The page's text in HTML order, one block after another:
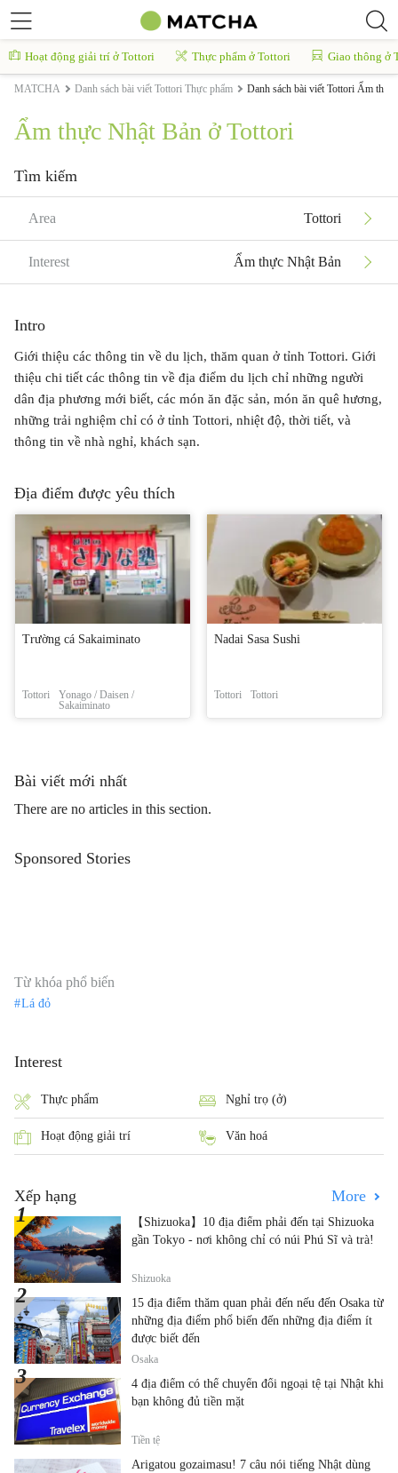
Hoạt động giải trí ở Tottori Thực phẩm ở Tottori Giao thông ở
MATCHA Danh sách bài viết Tottori Thực phẩm Danh sách bài viết Tottori Ẩm thực
Ẩm thực Nhật Bản ở Tottori
Tìm kiếm
Area Tottori
Interest Ẩm thực Nhật Bản
Intro
Giới thiệu các thông tin về du lịch, thăm quan ở tỉnh Tottori. Giới
thiệu chi tiết các thông tin về địa điểm du lịch chỉ những người
dân địa phương mới biết, các món ăn đặc sản, món ăn quê hương,
những trải nghiệm chỉ có ở tỉnh Tottori, nhiệt độ, thời tiết, và
thông tin về nhà nghỉ, khách sạn.
Địa điểm được yêu thích
Trường cá Sakaiminato
Tottori
Yonago / Daisen /
Sakaiminato
Nadai Sasa Sushi
Tottori Tottori
Bài viết mới nhất
There are no articles in this section.
Sponsored Stories
Từ khóa phổ biến
Lá đỏ
Interest
Thực phẩm Nghỉ trọ (ở)
Hoạt động giải trí Văn hoá
Xếp hạng More
【Shizuoka】10 địa điểm phải đến tại Shizuoka
gần Tokyo - nơi không chỉ có núi Phú Sĩ và trà!
Shizuoka
15 địa điểm thăm quan phải đến nếu đến Osaka từ
những địa điểm phổ biến đến những địa điểm ít
được biết đến
Osaka
4 địa điểm có thể chuyển đổi ngoại tệ tại Nhật khi
bạn không đủ tiền mặt
Tiền tệ
Arigatou gozaimasu! 7 câu nói tiếng Nhật dùng